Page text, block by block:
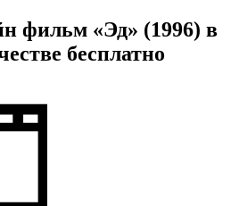
фильм «Эд» (1996) в
бесплатно